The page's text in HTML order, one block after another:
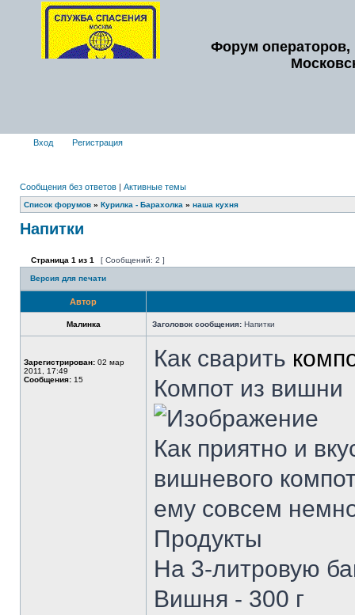
Форум операторов,
Вход Регистрация
Сообщения без ответов | Активные темы
Список форумов » Курилка - Барахолка » наша кухня
Напитки
Страница 1 из 1 [ Сообщений: 2 ]
Версия для печати
Автор
Малинка Заголовок сообщения: Напитки
Зарегистрирован: 02 мар
2011, 17:49
Сообщения: 15
Как сварить
Компот из вишни
Как приятно и
вишневого
ему совсем
Продукты
На 3-литровую
Вишня - 300 г